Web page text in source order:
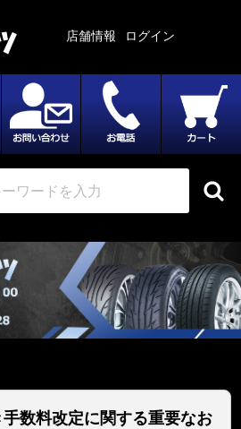
店舗情報 ログイン
数料改定に関する重要なお